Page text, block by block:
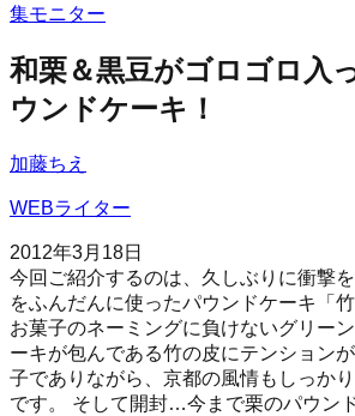
集モニター
和栗＆黒豆がゴロゴロ入
ウンドケーキ！
加藤ちえ
WEBライター
2012年3月18日
今回ご紹介するのは、久しぶりに衝撃
をふんだんに使ったパウンドケーキ「
お菓子のネーミングに負けないグリー
ーキが包んである竹の皮にテンション
子でありながら、京都の風情もしっか
です。 そして開封…今まで栗のパウン